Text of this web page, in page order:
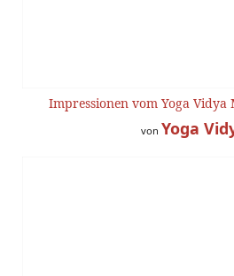
Impressionen vom Yoga Vidya
von Yoga